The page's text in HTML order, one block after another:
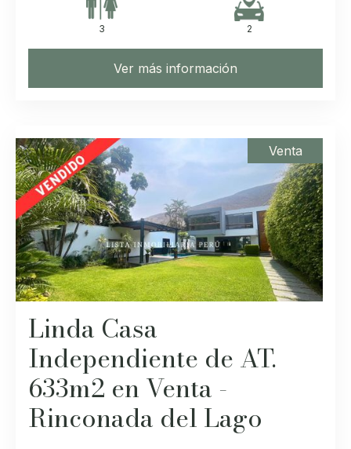
3 2
Ver más información
Venta
Linda Casa
Independiente de AT.
633m2 en Venta -
Rinconada del Lago